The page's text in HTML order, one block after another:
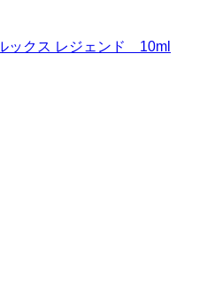
ックス レジェンド 10ml